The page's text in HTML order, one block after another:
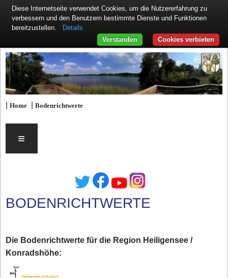
|Home |Bodenrichtwerte
≡
BODENRICHTWERTE
Die Bodenrichtwerte für die Region Heiligensee /
Konradshöhe:
Diese Internetseite verwendet Cookies, um die Nutzererfahrung zu
verbessern und den Benutzern bestimmte Dienste und Funktionen
bereitzustellen.
Details
Cookies verbieten
Verstanden